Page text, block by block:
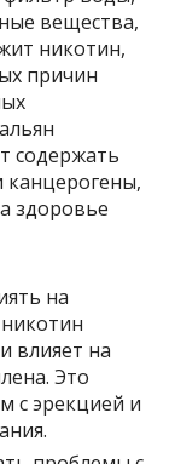
вещества,
никотин,
причин
содержать
канцерогены,
здоровье
на
влияет на
Это
с эрекцией и